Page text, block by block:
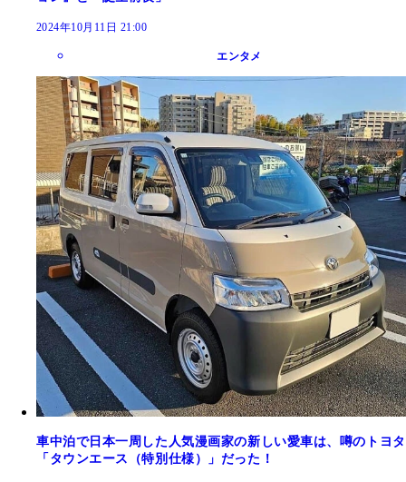
2024年10月11日 21:00
エンタメ
車中泊で日本一周した人気漫画家の新しい愛車は、噂のトヨタ
「タウンエース（特別仕様）」だった！